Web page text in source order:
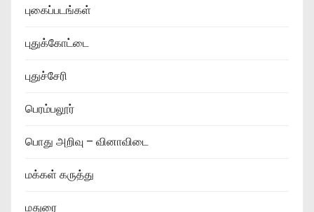
புகைப்படங்கள்
புதுக்கோட்டை
புதுச்சேரி
பெரம்பலூர்
பொது அறிவு – வினாவிடை
மக்கள் கருத்து
மதுரை